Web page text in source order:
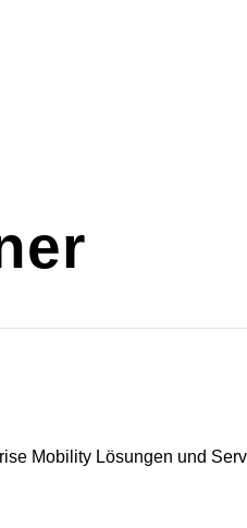
Mobility Lösungen und